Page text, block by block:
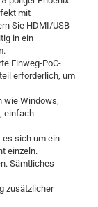
mit
Sie HDMI/USB-
in ein
Einweg-PoC-
erforderlich, um
wie Windows,
einfach
es sich um ein
einzeln.
Sämtliches
zusätzlicher